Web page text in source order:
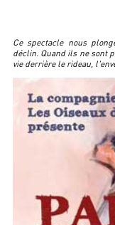
Ce spectacle nous
déclin. Quand ils ne sont
vie derrière le rideau,